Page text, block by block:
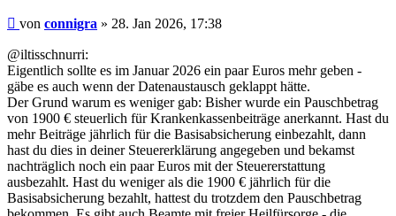
Beitrag
von connigra » 28. Jan 2026, 17:38
@iltisschnurri:
Eigentlich sollte es im Januar 2026 ein paar Euros mehr geben -
gäbe es auch wenn der Datenaustausch geklappt hätte.
Der Grund warum es weniger gab: Bisher wurde ein Pauschbetrag
von 1900 € steuerlich für Krankenkassenbeiträge anerkannt. Hast du
mehr Beiträge jährlich für die Basisabsicherung einbezahlt, dann
hast du dies in deiner Steuererklärung angegeben und bekamst
nachträglich noch ein paar Euros mit der Steuererstattung
ausbezahlt. Hast du weniger als die 1900 € jährlich für die
Basisabsicherung bezahlt, hattest du trotzdem den Pauschbetrag